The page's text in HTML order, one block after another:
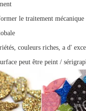
le traitement mécanique
couleurs riches, a d'
peut être peint /